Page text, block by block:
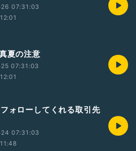
07:31:03
12:01
夏の注意
07:31:03
12:01
ォローしてくれる取引先
07:31:03
11:48